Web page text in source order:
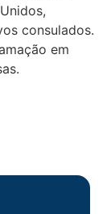
consulados.
em